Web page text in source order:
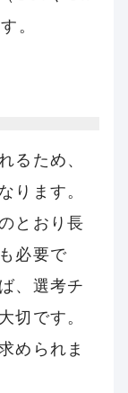
。
るため、
ります。
とおり長
必要で
、選考チ
切です。
められま